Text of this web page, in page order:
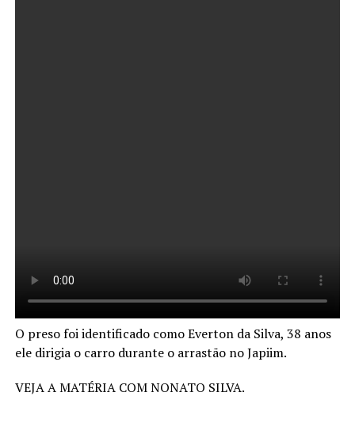
O preso foi identificado como Everton da Silva, 38 anos
ele dirigia o carro durante o arrastão no Japiim.
VEJA A MATÉRIA COM NONATO SILVA.